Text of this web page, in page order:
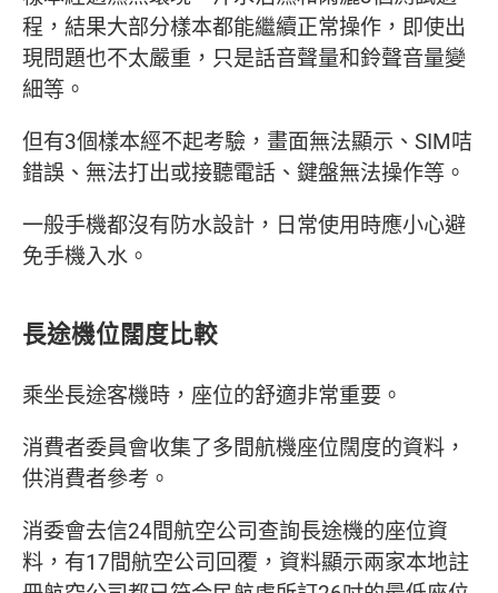
程，結果大部分樣本都能繼續正常操作，即使出
現問題也不太嚴重，只是話音聲量和鈴聲音量變
細等。
但有3個樣本經不起考驗，畫面無法顯示、SIM咭
錯誤、無法打出或接聽電話、鍵盤無法操作等。
一般手機都沒有防水設計，日常使用時應小心避
免手機入水。
長途機位闊度比較
乘坐長途客機時，座位的舒適非常重要。
消費者委員會收集了多間航機座位闊度的資料，
供消費者參考。
消委會去信24間航空公司查詢長途機的座位資
料，有17間航空公司回覆，資料顯示兩家本地註